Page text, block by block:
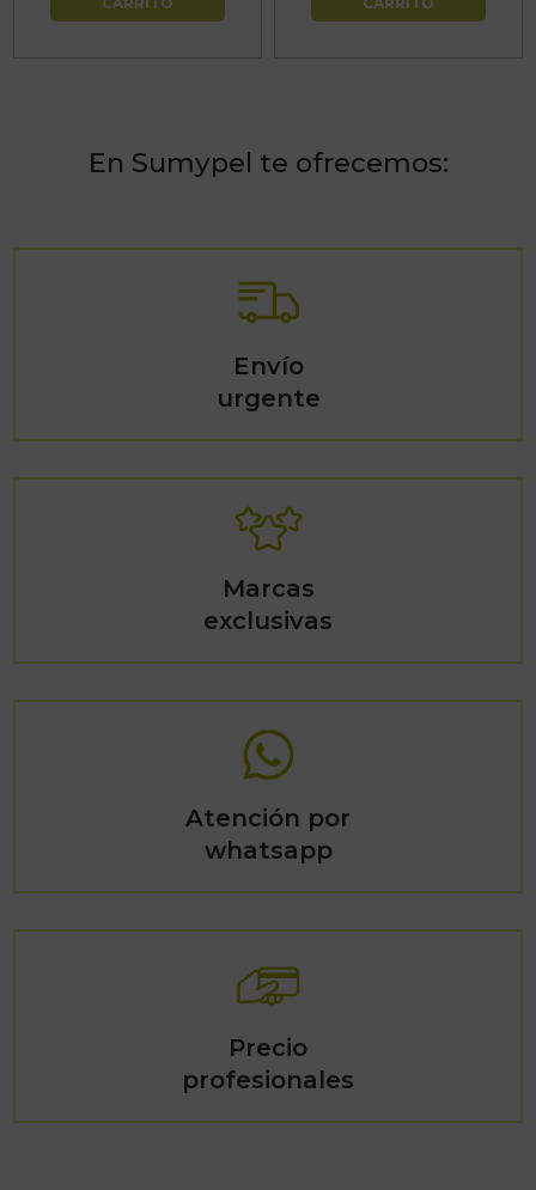
En Sumypel te ofrecemos:
Envío
urgente
Marcas
exclusivas
Atención por
whatsapp
Precio
profesionales